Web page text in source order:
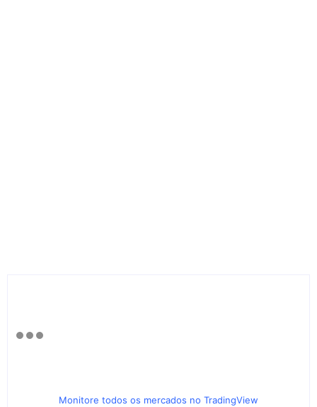
Monitore todos os mercados no TradingView